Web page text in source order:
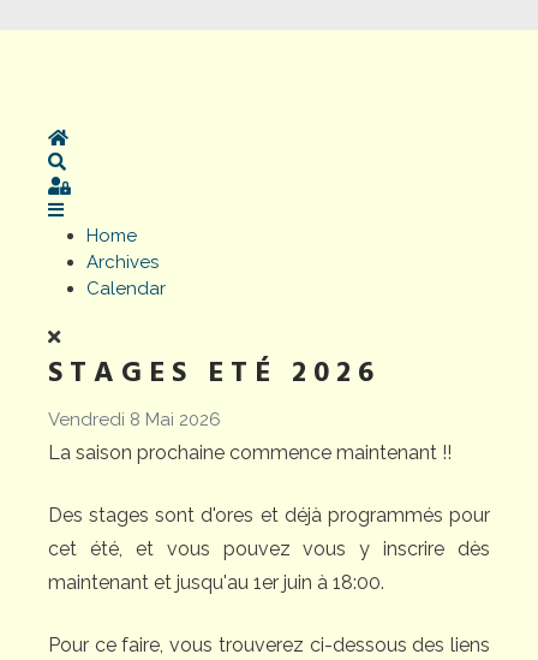
Home
Sign In
Home
Archives
Calendar
STAGES ETÉ 2026
Vendredi 8 Mai 2026
La saison prochaine commence maintenant !!
Des stages sont d'ores et déjà programmés pour
cet été, et vous pouvez vous y inscrire dès
maintenant et jusqu'au 1er juin à 18:00.
Pour ce faire, vous trouverez ci-dessous des liens